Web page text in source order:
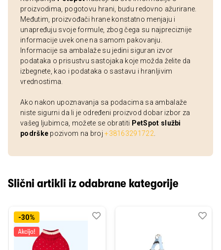
proizvodima, pogotovu hrani, budu redovno ažurirane.
Međutim, proizvođači hrane konstatno menjaju i
unapređuju svoje formule, zbog čega su najpreciznije
informacije uvek one na samom pakovanju.
Informacije sa ambalaže su jedini siguran izvor
podataka o prisustvu sastojaka koje možda želite da
izbegnete, kao i podataka o sastavu i hranljivim
vrednostima.
Ako nakon upoznavanja sa podacima sa ambalaže
niste sigurni da li je određeni proizvod dobar izbor za
vašeg ljubimca, možete se obratiti PetSpot službi
podrške pozivom na broj+38163291722
Slični artikli iz odabrane kategorije
-30%
Dodaj
Uporedi